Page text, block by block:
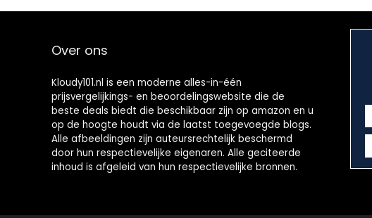
Over ons
Kloudy101.nl is een moderne alles-in-één
prijsvergelijkings- en beoordelingswebsite die de
beste deals biedt die beschikbaar zijn op amazon en u
op de hoogte houdt via de laatst toegevoegde blogs.
Alle afbeeldingen zijn auteursrechtelijk beschermd
door hun respectievelijke eigenaren. Alle geciteerde
inhoud is afgeleid van hun respectievelijke bronnen.